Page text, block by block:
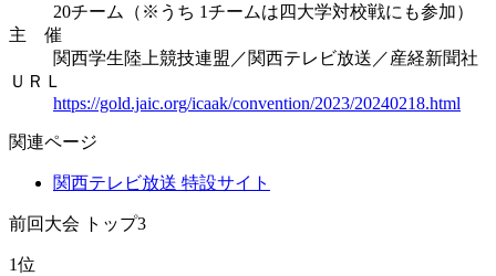
20チーム（※うち 1チームは四大学対校戦にも参加）
主 催
関西学生陸上競技連盟／関西テレビ放送／産経新聞社
ＵＲＬ
https://gold.jaic.org/icaak/convention/2023/20240218.html
関連ページ
関西テレビ放送 特設サイト
前回大会 トップ3
1位